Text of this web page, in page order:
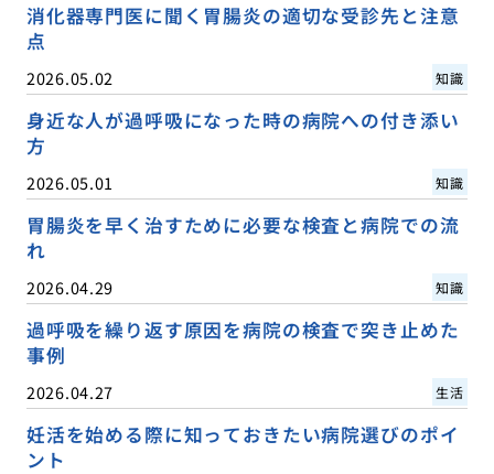
消化器専門医に聞く胃腸炎の適切な受診先と注意
点
2026.05.02 知識
身近な人が過呼吸になった時の病院への付き添い
方
2026.05.01 知識
胃腸炎を早く治すために必要な検査と病院での流
れ
2026.04.29 知識
過呼吸を繰り返す原因を病院の検査で突き止めた
事例
2026.04.27 生活
妊活を始める際に知っておきたい病院選びのポイ
ント